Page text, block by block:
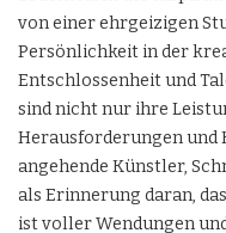
von einer ehrgeizigen
Persönlichkeit in der
Entschlossenheit und
sind nicht nur ihre
Herausforderungen und
angehende Künstler,
als Erinnerung daran,
ist voller Wendungen